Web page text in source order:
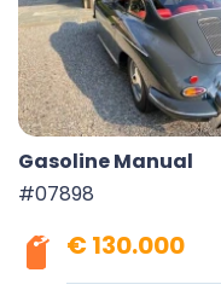
Gasoline Manual
#07898
€ 130.000